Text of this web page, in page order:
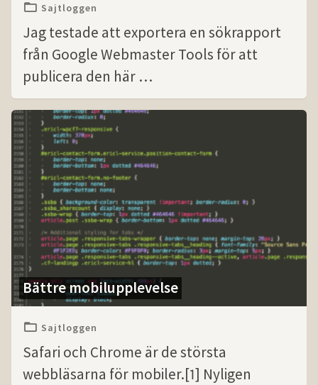
Sajtloggen
Jag testade att exportera en sökrapport
från Google Webmaster Tools för att
publicera den här …
Bättre mobilupplevelse
Sajtloggen
Safari och Chrome är de största
webbläsarna för mobiler.[1] Nyligen